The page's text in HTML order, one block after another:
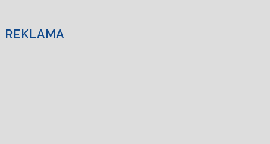
REKLAMA